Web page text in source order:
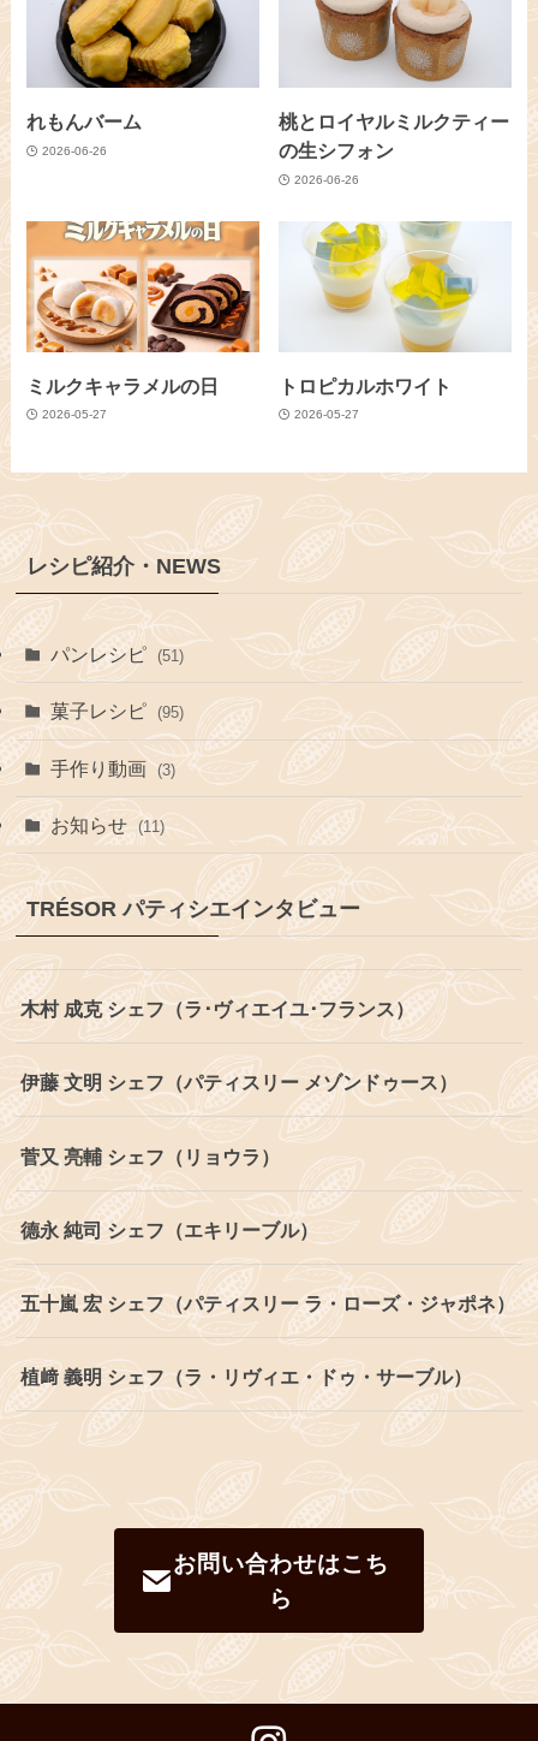
れもんバーム
2026-06-26
桃とロイヤルミルクティー
の生シフォン
2026-06-26
ミルクキャラメルの日
2026-05-27
トロピカルホワイト
2026-05-27
レシピ紹介・NEWS
パンレシピ (51)
菓子レシピ (95)
手作り動画 (3)
お知らせ (11)
TRÉSOR パティシエインタビュー
木村 成克 シェフ（ラ･ヴィエイユ･フランス）
伊藤 文明 シェフ（パティスリー メゾンドゥース）
菅又 亮輔 シェフ（リョウラ）
德永 純司 シェフ（エキリーブル）
五十嵐 宏 シェフ（パティスリー ラ・ローズ・ジャポネ）
植﨑 義明 シェフ（ラ・リヴィエ・ドゥ・サーブル）
お問い合わせはこち
ら